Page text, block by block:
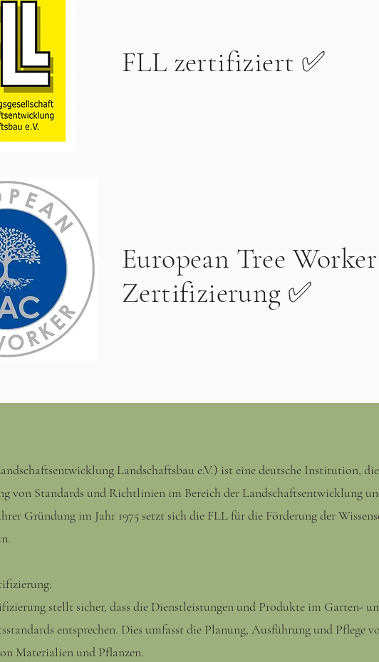
FLL zertifiziert ✅
European Tree Worker
Zertifizierung ✅
Landschaftsbau e.V.) ist eine deutsche Institution,
von Standards und Richtlinien im Bereich der Landschaftsentwicklung
Gründung im Jahr 1975 setzt sich die FLL für die Förderung der
stellt sicher, dass die Dienstleistungen und Produkte im Garten-
entsprechen. Dies umfasst die Planung, Ausführung und Pflege
Materialien und Pflanzen.